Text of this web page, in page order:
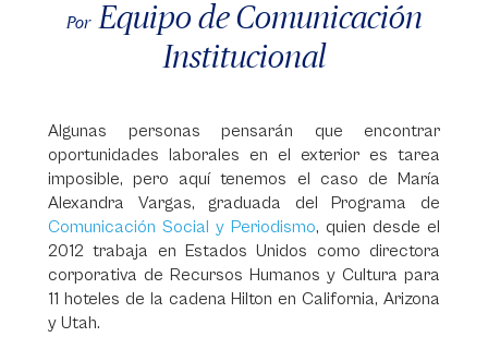
Por Equipo de Comunicación
Institucional
Algunas personas pensarán que encontrar
oportunidades laborales en el exterior es tarea
imposible, pero aquí tenemos el caso de María
Alexandra Vargas, graduada del Programa de
Comunicación Social y Periodismo, quien desde el
2012 trabaja en Estados Unidos como directora
corporativa de Recursos Humanos y Cultura para
11 hoteles de la cadena Hilton en California, Arizona
y Utah.